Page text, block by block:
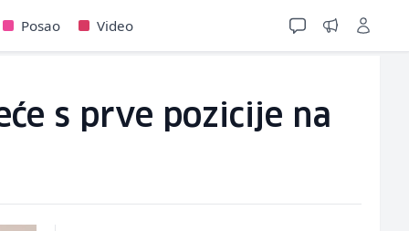
Posao Video
s prve pozicije na